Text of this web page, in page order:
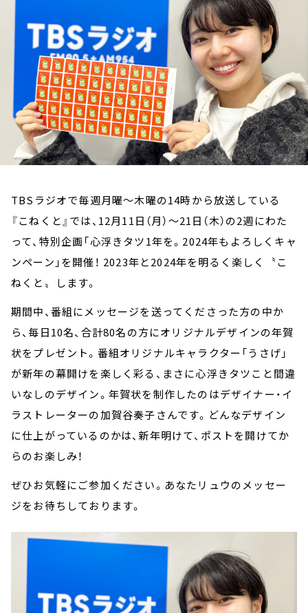
TBSラジオで毎週月曜～木曜の14時から放送している
『こねくと』では、12月11日（月）～21日（木）の2週にわた
って、特別企画「心浮きタツ1年を。2024年もよろしくキャ
ンペーン」を開催！ 2023年と2024年を明るく楽しく〝こ
ねくと〟します。
期間中、番組にメッセージを送ってくださった方の中か
ら、毎日10名、合計80名の方にオリジナルデザインの年賀
状をプレゼント。番組オリジナルキャラクター「うさげ」
が新年の幕開けを楽しく彩る、まさに心浮きタツこと間違
いなしのデザイン。年賀状を制作したのはデザイナー・イ
ラストレーターの加賀谷奏子さんです。どんなデザイン
に仕上がっているのかは、新年明けて、ポストを開けてか
らのお楽しみ！
ぜひお気軽にご参加ください。あなたリュウのメッセー
ジをお待ちしております。